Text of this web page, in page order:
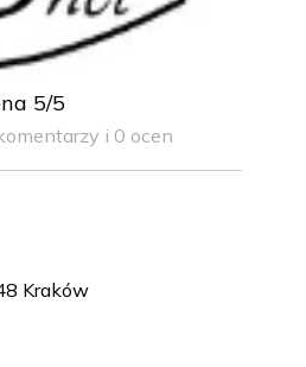
5/5
i 0 ocen
Kraków